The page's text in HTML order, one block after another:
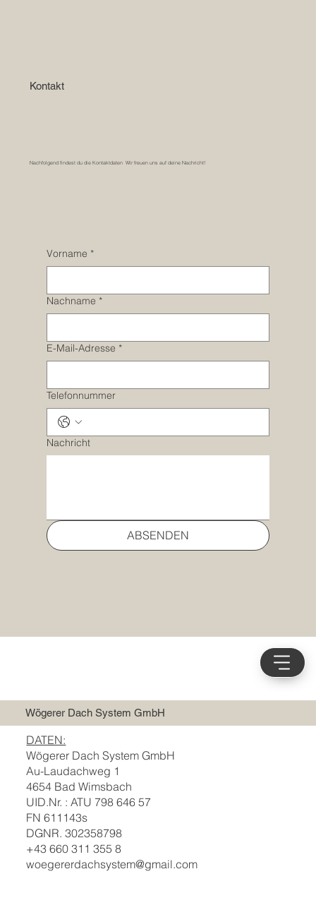
Kontakt
Vorname *
Nachname *
E-Mail-Adresse *
Telefonnummer
Nachricht
ABSENDEN
Nachfolgend findest du die Kontaktdaten Wir freuen uns auf deine Nachricht!
Wögerer Dach System GmbH
DATEN:
Wögerer Dach System GmbH
Au-Laudachweg 1
4654 Bad Wimsbach
UID.Nr. : ATU 798 646 57
FN 611143s
DGNR. 302358798
+43 660 311 355 8
woegererdachsystem@gmail.com